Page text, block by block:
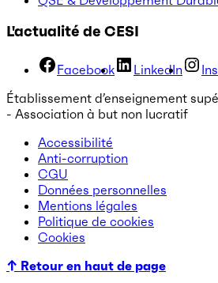
L'actualité de CESI
Facebook LinkedIn
Établissement d’enseignement
- Association à but non lucratif
Accessibilité
Anti-corruption
CGU
Données personnelles
Mentions légales
Politique de cookies
Cookies
↑ Retour en haut de page